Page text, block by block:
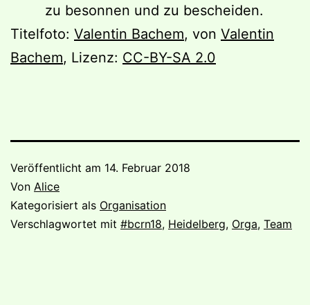
zu besonnen und zu bescheiden.
Titelfoto: Valentin Bachem, von Valentin
Bachem, Lizenz: CC-BY-SA 2.0
Veröffentlicht am 14. Februar 2018
Von Alice
Kategorisiert als Organisation
Verschlagwortet mit #bcrn18, Heidelberg, Orga, Team